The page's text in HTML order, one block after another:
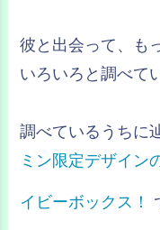
彼と出会って、も
いろいろと調べて
調べているうちに
ミン限定デザイン
イビーボックス！